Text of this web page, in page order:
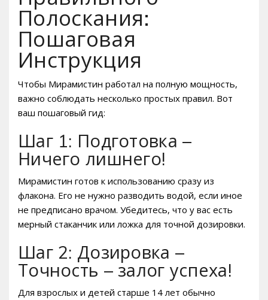
Полоскания:
Пошаговая
Инструкция
Чтобы Мирамистин работал на полную мощность,
важно соблюдать несколько простых правил. Вот
ваш пошаговый гид:
Шаг 1: Подготовка –
Ничего лишнего!
Мирамистин готов к использованию сразу из
флакона. Его не нужно разводить водой, если иное
не предписано врачом. Убедитесь, что у вас есть
мерный стаканчик или ложка для точной дозировки.
Шаг 2: Дозировка –
Точность – залог успеха!
Для взрослых и детей старше 14 лет обычно